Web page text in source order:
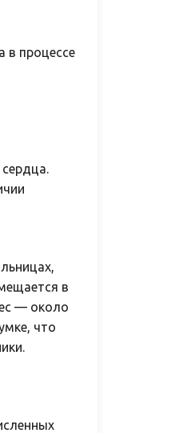
в процессе
в
— около
что